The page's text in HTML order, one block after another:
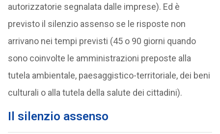
autorizzatorie segnalata dalle imprese). Ed è
previsto il silenzio assenso se le risposte non
arrivano nei tempi previsti (45 o 90 giorni quando
sono coinvolte le amministrazioni preposte alla
tutela ambientale, paesaggistico-territoriale, dei beni
culturali o alla tutela della salute dei cittadini).
Il silenzio assenso